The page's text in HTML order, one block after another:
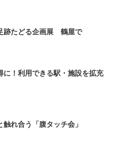
跡たどる企画展 鶴屋で
に！利用できる駅・施設を拡充
触れ合う「腹タッチ会」